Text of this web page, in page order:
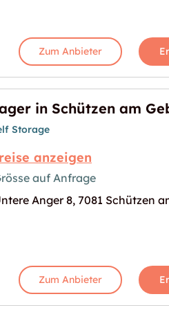
Zum Anbieter
zu vermieten"
Bild für "Lager in
Storage
anzeigen
auf Anfrage
Anger 8, 7081 Schützen
Zum Anbieter